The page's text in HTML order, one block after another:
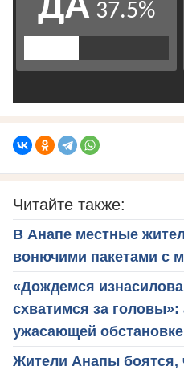
Читайте также:
В Анапе местные
вонючими пакетами с
«Дождемся
схватимся за головы»:
ужасающей
Жители Анапы боятся,